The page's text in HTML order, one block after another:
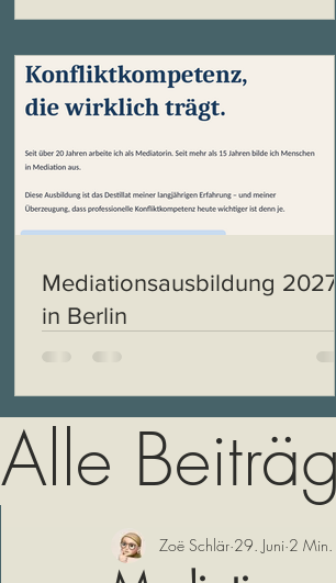
Mediationsausbildung 2027
in Berlin
Alle
Zoë Schlär 29. Juni 2 Min.